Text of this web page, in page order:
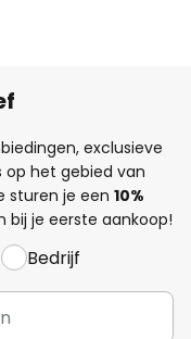
exclusieve
het gebied van
sturen je een 10%
bij je eerste aankoop!
Bedrijf